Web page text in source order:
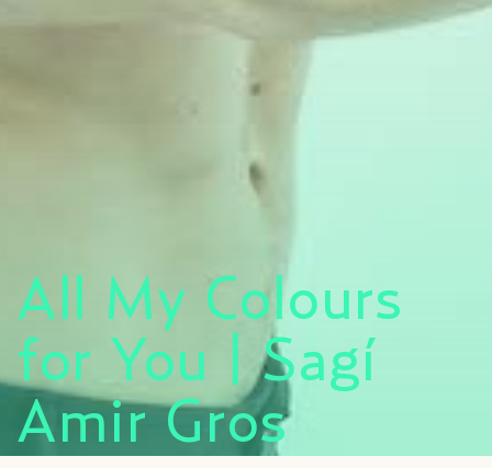
All My Colours
for You | Sagí
Amir Gros